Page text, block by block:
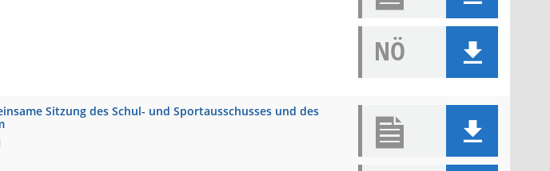
NÖ
Sitzung des Schul- und Sportausschusses und des